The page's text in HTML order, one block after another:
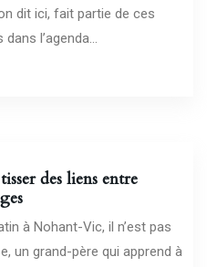
dit ici, fait partie de ces
l’agenda...
des liens entre
à Nohant-Vic, il n’est pas
un grand-père qui apprend à